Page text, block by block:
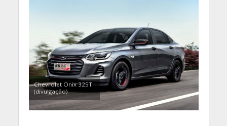
Chevrolet Onix 325T
(divulgação)